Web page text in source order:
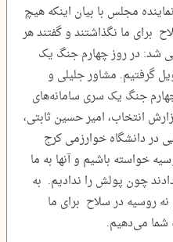
مجلس با بیان اینکه هیچ
برای ما نگذاشتند و گفتند هر
شد: در روز چهارم جنگ یک
گرفتیم. مشاور جلیلی و
جنگ یک سری سامانه‌های
انتخاب، امیر حسین ثابتی،
دانشگاه خوارزمی کرج
خواسته باشیم و آنها به ما
چون پولش را ندادیم. به
روسیه در سلاح برای ما
شما می‌دهیم.